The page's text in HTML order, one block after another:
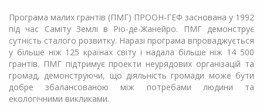
Програма малих грантів (ПМГ) ПРООН-ГЕФ заснована у 1992
під час Саміту Землі в Ріо-де-Жанейро. ПМГ демонструє
сутність сталого розвитку. Наразі програма впроваджується
у більше ніж 125 країнах світу і надала більше ніж 14 500
грантів. ПМГ підтримує проекти неурядових організацій та
громад, демонструючи, що діяльність громади може бути
добре збалансованою між потребами людини та
екологічними викликами.